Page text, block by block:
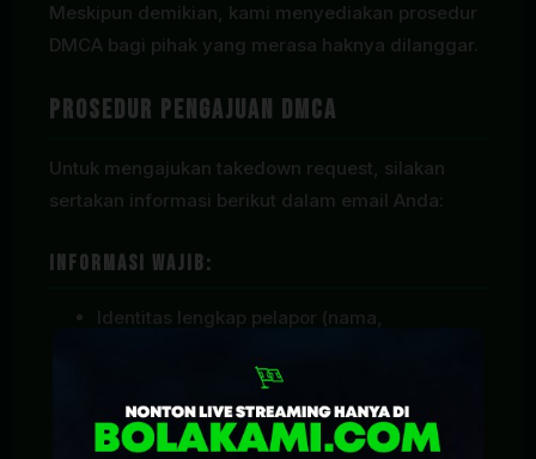
Meskipun demikian, kami menyediakan prosedur
DMCA bagi pihak yang merasa haknya dilanggar.
Prosedur Pengajuan DMCA
Untuk mengajukan takedown request, silakan
sertakan informasi berikut dalam email Anda:
Informasi Wajib:
Identitas lengkap pelapor (nama,
Bukti kepemilikan hak cipta atas materi yang
dilaporkan
URL spesifik di website kami yang memuat